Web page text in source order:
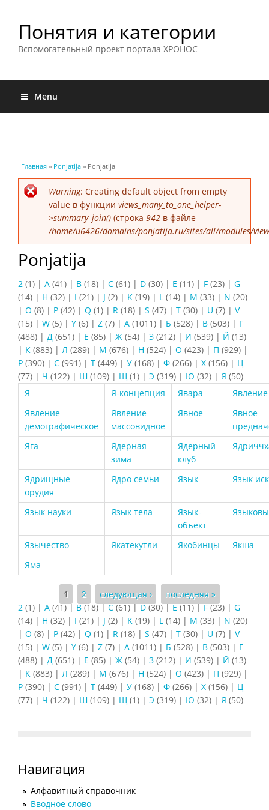
Понятия и категории
Вспомогательный проект портала ХРОНОС
Menu
Вы здесь
Главная » Ponjatija » Ponjatija
Сообщение об ошибке
Warning: Creating default object from empty
value в функции views_many_to_one_helper-
>summary_join() (строка 942 в файле
/home/u6426/domains/ponjatija.ru/sites/all/modules/
Ponjatija
2 (1) | A (41) | B (18) | C (61) | D (30) | E (11) | F (23) | G
(14) | H (32) | I (21) | J (2) | K (19) | L (14) | M (33) | N (20)
| O (8) | P (42) | Q (1) | R (18) | S (47) | T (30) | U (7) | V
(15) | W (5) | Y (6) | Z (7) | А (1011) | Б (528) | В (503) | Г
(488) | Д (651) | Е (85) | Ж (54) | З (212) | И (539) | Й (13)
| К (883) | Л (289) | М (676) | Н (524) | О (423) | П (929) |
Р (390) | С (991) | Т (449) | У (168) | Ф (266) | Х (156) | Ц
(77) | Ч (122) | Ш (109) | Щ (1) | Э (319) | Ю (32) | Я (50)
Я
Я-концепция Явара
Явление
Явление
демографическое
Явление
массовидное
Явное
Явное
Яга
Ядерная
зима
Ядерный
клуб
Ядрищные
орудия
Ядро семьи Язык Язык
Язык науки Язык тела
Язык-
объект
Язычество Якатекутли Якобинцы
Якша
Яма
Страницы
1 2 следующая ›
последняя »
2 (1) | A (41)| B(18)|C(61)|D(30)|E(11)|F(23) | G
(14) | H (32) | I (21) | J (2) | K (19) | L (14) | M (33) | N (20)
| O (8) | P (42) | Q (1) | R (18) | S (47) | T (30) | U (7) | V
(15) | W (5) | Y (6) | Z (7) | А (1011) | Б (528) | В (503) | Г
(488) | Д (651) | Е (85) | Ж (54) | З (212) | И (539) | Й (13)
| К (883) | Л (289) | М (676) | Н (524) | О (423) | П (929) |
Р (390) | С (991) | Т (449) | У (168) | Ф (266) | Х (156) | Ц
(77) | Ч (122) | Ш (109) | Щ (1) | Э (319) | Ю (32) | Я (50)
Навигация
Алфавитный справочник
Вводное слово